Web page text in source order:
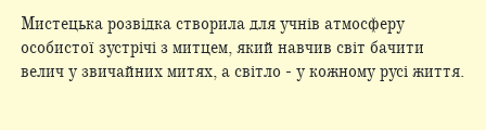
Мистецька розвідка створила для учнів атмосферу
особистої зустрічі з митцем, який навчив світ бачити
велич у звичайних митях, а світло - у кожному русі життя.